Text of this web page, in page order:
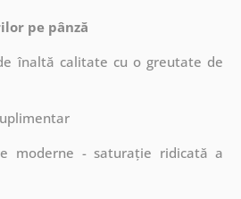
pe pânză
înaltă calitate cu o greutate de
moderne - saturație ridicată a